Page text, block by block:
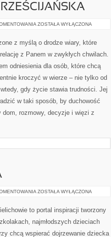
DUCHOWOŚĆ
CHRZEŚCIJAŃSKA
ZOSTAŁA WYŁĄCZONA
z myślą o drodze wiary, które
z Panem w zwykłych chwilach.
odniesienia dla osób, które chcą
kroczyć w wierze – nie tylko od
gdy życie stawia trudności. Jej
w taki sposób, by duchowość
dom, rozmowy, decyzje i więzi z
PRZEDSZKOLE
ZOSTAŁA WYŁĄCZONA
to portal inspiracji tworzony
najmłodszych dzieciach
chcą wspierać dojrzewanie dziecka